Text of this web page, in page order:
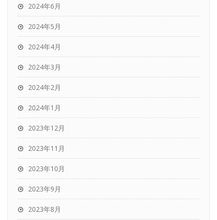
2024年6月
2024年5月
2024年4月
2024年3月
2024年2月
2024年1月
2023年12月
2023年11月
2023年10月
2023年9月
2023年8月